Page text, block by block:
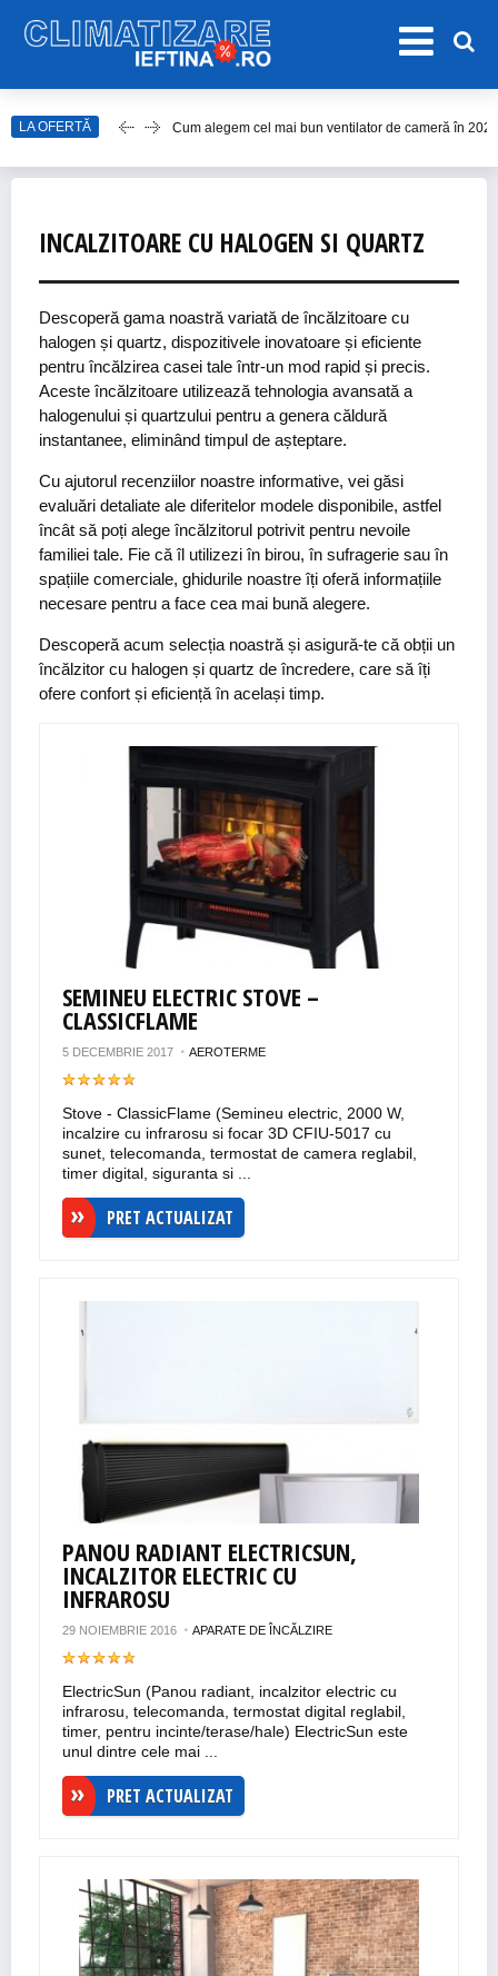
LA OFERTĂ
Top Aparate de Aer Condiționat Ieftine pentru Vară
Accesorii Aer Condiționat – 15 Lucruri de Bifat
INCALZITOARE CU HALOGEN SI QUARTZ
Descoperă gama noastră variată de încălzitoare cu
halogen și quartz, dispozitivele inovatoare și eficiente
pentru încălzirea casei tale într-un mod rapid și precis.
Aceste încălzitoare utilizează tehnologia avansată a
halogenului și quartzului pentru a genera căldură
instantanee, eliminând timpul de așteptare.
Cu ajutorul recenziilor noastre informative, vei găsi
evaluări detaliate ale diferitelor modele disponibile, astfel
încât să poți alege încălzitorul potrivit pentru nevoile
familiei tale. Fie că îl utilizezi în birou, în sufragerie sau în
spațiile comerciale, ghidurile noastre îți oferă informațiile
necesare pentru a face cea mai bună alegere.
Descoperă acum selecția noastră și asigură-te că obții un
încălzitor cu halogen și quartz de încredere, care să îți
ofere confort și eficiență în același timp.
SEMINEU ELECTRIC STOVE –
CLASSICFLAME
5 DECEMBRIE 2017 AEROTERME
Stove - ClassicFlame (Semineu electric, 2000 W,
incalzire cu infrarosu si focar 3D CFIU-5017 cu
sunet, telecomanda, termostat de camera reglabil,
timer digital, siguranta si ...
PRET ACTUALIZAT
PANOU RADIANT ELECTRICSUN,
INCALZITOR ELECTRIC CU
INFRAROSU
29 NOIEMBRIE 2016 APARATE DE ÎNCĂLZIRE
ElectricSun (Panou radiant, incalzitor electric cu
infrarosu, telecomanda, termostat digital reglabil,
timer, pentru incinte/terase/hale) ElectricSun este
unul dintre cele mai ...
PRET ACTUALIZAT